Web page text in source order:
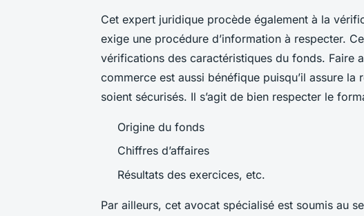
Cet expert juridique procède également à la
exige une procédure d’information à respecter.
vérifications des caractéristiques du fonds. Faire
commerce est aussi bénéfique puisqu’il assure
soient sécurisés. Il s’agit de bien respecter le
Origine du fonds
Chiffres d’affaires
Résultats des exercices, etc.
Par ailleurs, cet avocat spécialisé est soumis au